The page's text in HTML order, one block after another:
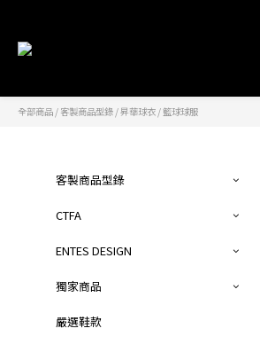
全部商品 / 客製商品型錄 /昇華球衣 /籃球球服
客製商品型錄
CTFA
ENTES DESIGN
獨家商品
嚴選鞋款